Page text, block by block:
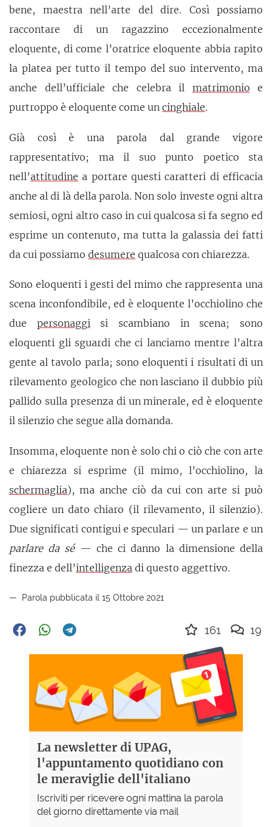
bene, maestra nell’arte del dire. Così possiamo
raccontare di un ragazzino eccezionalmente
eloquente, di come l’oratrice eloquente abbia rapito
la platea per tutto il tempo del suo intervento, ma
anche dell’ufficiale che celebra il matrimonio e
purtroppo è eloquente come un cinghiale.
Già così è una parola dal grande vigore
rappresentativo; ma il suo punto poetico sta
nell’attitudine a portare questi caratteri di efficacia
anche al di là della parola. Non solo investe ogni altra
semiosi, ogni altro caso in cui qualcosa si fa segno ed
esprime un contenuto, ma tutta la galassia dei fatti
da cui possiamo desumere qualcosa con chiarezza.
Sono eloquenti i gesti del mimo che rappresenta una
scena inconfondibile, ed è eloquente l’occhiolino che
due personaggisi scambiano in scena; sono
eloquenti gli sguardi che ci lanciamo mentre l’altra
gente al tavolo parla; sono eloquenti i risultati di un
rilevamento geologico che non lasciano il dubbio più
pallido sulla presenza di un minerale, ed è eloquente
il silenzio che segue alla domanda.
Insomma, eloquente non è solo chi o ciò che con arte
e chiarezza si esprime (il mimo, l’occhiolino, la
schermaglia), ma anche ciò da cui con arte si può
cogliere un dato chiaro (il rilevamento, il silenzio).
Due significati contigui e speculari — un parlare e un
parlare da sé— che ci danno la dimensione della
finezza e dell’intelligenza di questo aggettivo.
Parola pubblicata il 15 Ottobre 2021
161 19
La newsletter di UPAG,
l'appuntamento quotidiano con
le meraviglie dell'italiano
Iscriviti per ricevere ogni mattina la parola
del giorno direttamente via mail